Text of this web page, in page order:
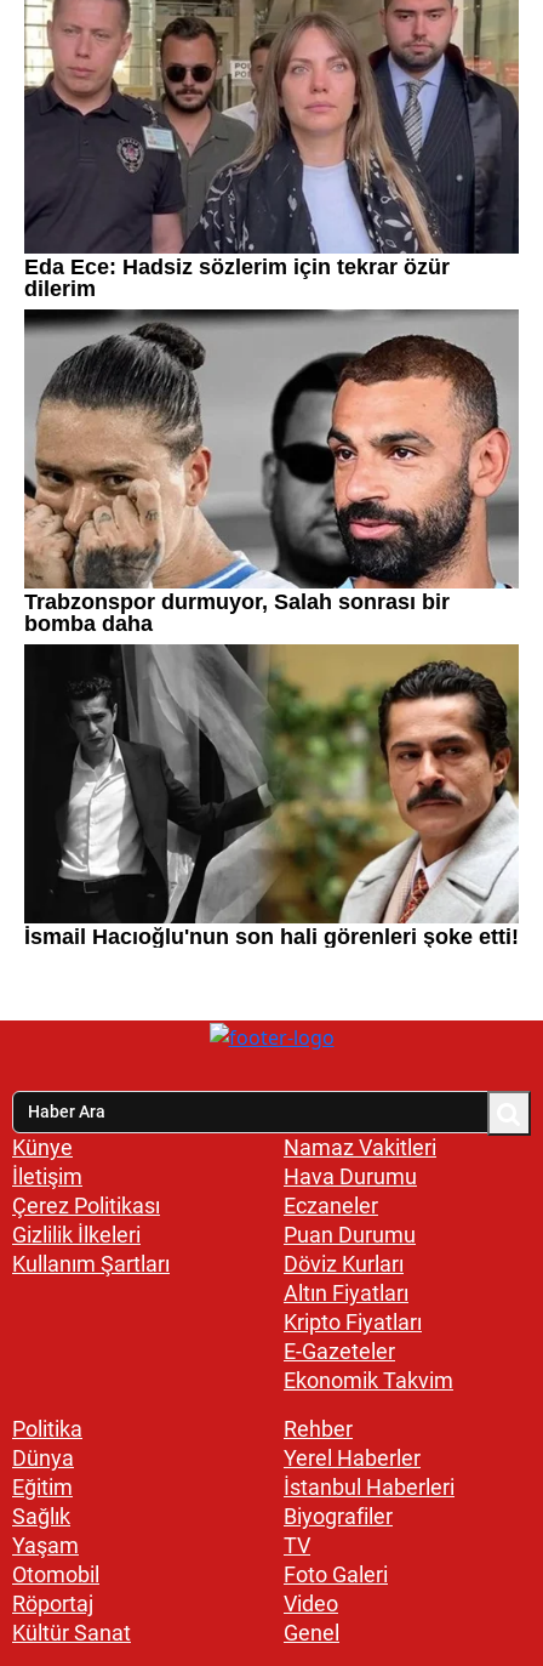
Künye
İletişim
Çerez Politikası
Gizlilik İlkeleri
Kullanım Şartları
Namaz Vakitleri
Hava Durumu
Eczaneler
Puan Durumu
Döviz Kurları
Altın Fiyatları
Kripto Fiyatları
E-Gazeteler
Ekonomik Takvim
Politika
Dünya
Eğitim
Sağlık
Yaşam
Otomobil
Röportaj
Kültür Sanat
Rehber
Yerel Haberler
İstanbul Haberleri
Biyografiler
TV
Foto Galeri
Video
Genel